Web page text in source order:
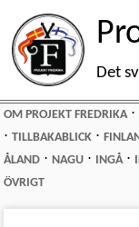
Det
OM PROJEKT FREDRIKA⋅
⋅TILLBAKABLICK ⋅
ÅLAND ⋅NAGU ⋅ INGÅ⋅
ÖVRIGT